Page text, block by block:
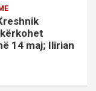
14 maj; Ilirian